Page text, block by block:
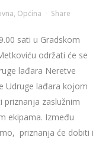
, Općina Share
sati u Gradskom
održati će se
lađara Neretve
Udruge lađara kojom
priznanja zaslužnim
ekipama. Između
priznanja će dobiti i